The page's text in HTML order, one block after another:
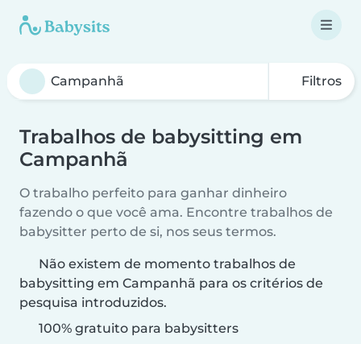
Filtros
Trabalhos de babysitting em
Campanhã
O trabalho perfeito para ganhar dinheiro
fazendo o que você ama. Encontre trabalhos de
babysitter perto de si, nos seus termos.
Não existem de momento trabalhos de
babysitting em Campanhã para os critérios de
pesquisa introduzidos.
100% gratuito para babysitters